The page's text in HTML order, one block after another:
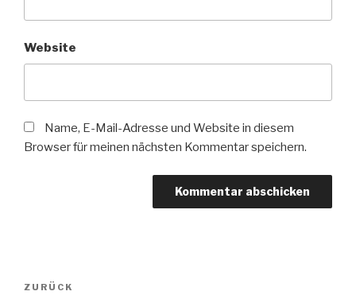
Website
Name, E-Mail-Adresse und Website in diesem
Browser für meinen nächsten Kommentar speichern.
Beitragsnavigation
Vorheriger
ZURÜCK